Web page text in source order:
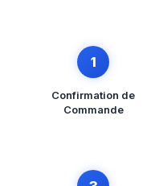
1
Confirmation de
Commande